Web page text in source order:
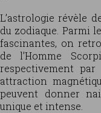
L’astrologie révèle
du zodiaque. Parmi
fascinantes, on
de l’Homme
respectivement
attraction
peuvent donner
unique et intense.